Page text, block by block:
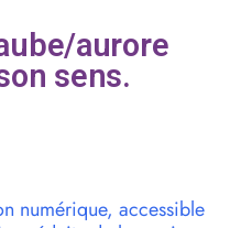
aurore
sens.
numérique, accessible